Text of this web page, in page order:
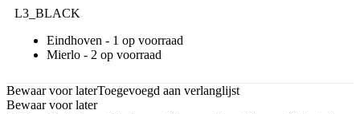
L3_BLACK
Eindhoven - 1
Mierlo - 2
Bewaar voor laterToegevoegd aan verlanglijst
Bewaar voor later